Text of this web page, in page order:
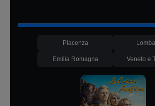
Piacenza
Emilia Romagna Veneto e